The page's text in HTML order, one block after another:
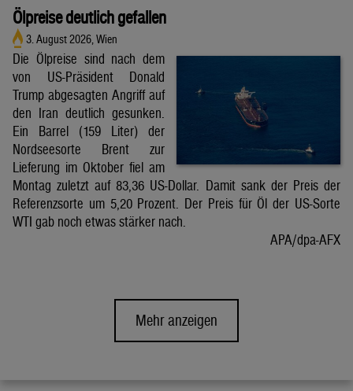
Ölpreise deutlich gefallen
3. August 2026, Wien
Die Ölpreise sind nach dem
von US-Präsident Donald
Trump abgesagten Angriff auf
den Iran deutlich gesunken.
Ein Barrel (159 Liter) der
Nordseesorte Brent zur
Lieferung im Oktober fiel am
Montag zuletzt auf 83,36 US-Dollar. Damit sank der Preis der
Referenzsorte um 5,20 Prozent. Der Preis für Öl der US-Sorte
WTI gab noch etwas stärker nach.
APA/dpa-AFX
Mehr anzeigen